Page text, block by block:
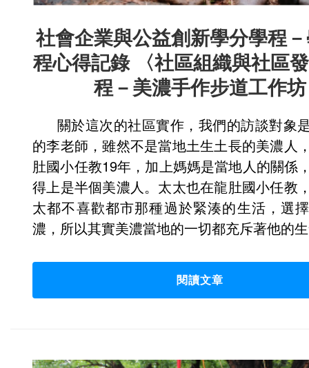
社會企業與公益創新學分學程
程心得記錄 〈社區組織與社區
程－美濃手作步道工作坊
關於這次的社區實作，我們的訪談對象
的李老師，雖然不是當地土生土長的美濃人
肚國小任教19年，加上媽媽是當地人的關係
得上是半個美濃人。太太也在龍肚國小任教
太都不喜歡都市那種過於緊湊的生活，選
濃，所以其實美濃當地的一切都充斥著他的
閱讀文章